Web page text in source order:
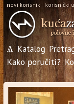
novi korisnik korisnički
Ѧ Katalog
Kako poručiti?